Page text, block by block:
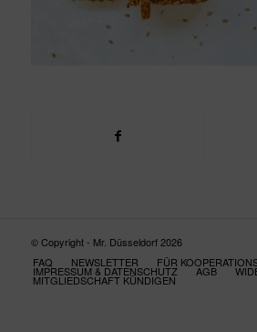
© Copyright - Mr. Düsseldorf 2026
FAQ
NEWSLETTER FÜR
IMPRESSUM & DATENSCHUTZ AGB
MITGLIEDSCHAFT KÜNDIGEN